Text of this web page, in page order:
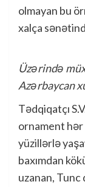
olmayan bu
xalça
Üzərində
Azərbaycan
Tədqiqatçı
ornament hər
yüzillərlə
baxımdan
uzanan,